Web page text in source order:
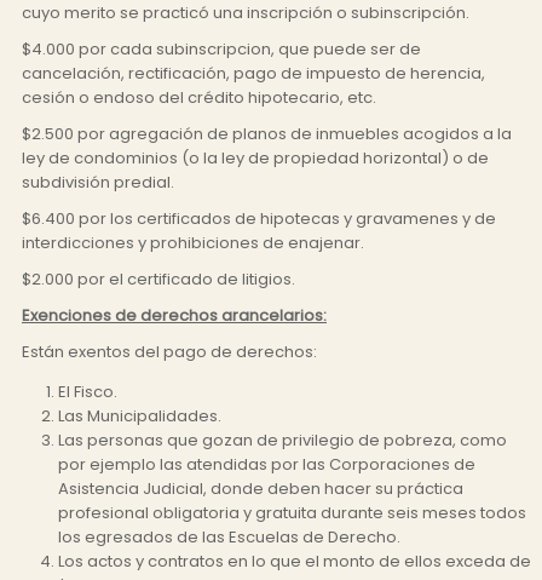
cuyo merito se practicó una inscripción o subinscripción.
$4.000 por cada subinscripcion, que puede ser de
cancelación, rectificación, pago de impuesto de herencia,
cesión o endoso del crédito hipotecario, etc.
$2.500 por agregación de planos de inmuebles acogidos a la
ley de condominios (o la ley de propiedad horizontal) o de
subdivisión predial.
$6.400 por los certificados de hipotecas y gravamenes y de
interdicciones y prohibiciones de enajenar.
$2.000 por el certificado de litigios.
Exenciones de derechos arancelarios:
Están exentos del pago de derechos:
El Fisco.
Las Municipalidades.
Las personas que gozan de privilegio de pobreza, como
por ejemplo las atendidas por las Corporaciones de
Asistencia Judicial, donde deben hacer su práctica
profesional obligatoria y gratuita durante seis meses todos
los egresados de las Escuelas de Derecho.
Los actos y contratos en lo que el monto de ellos exceda de